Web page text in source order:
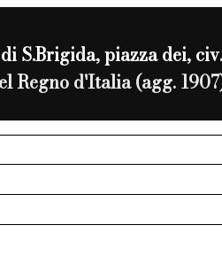
S.Brigida, piazza dei,
Regno d'Italia (agg.